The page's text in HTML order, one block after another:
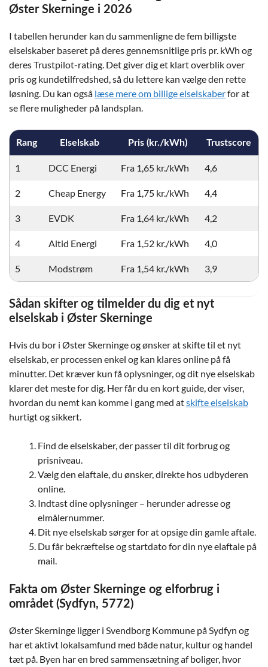
Øster Skerninge i 2026
I tabellen herunder kan du sammenligne de fem billigste
elselskaber baseret på deres gennemsnitlige pris pr. kWh og
deres Trustpilot-rating. Det giver dig et klart overblik over
pris og kundetilfredshed, så du lettere kan vælge den rette
løsning. Du kan også læse mere om billige elselskaberfor at
se flere muligheder på landsplan.
Rang Elselskab Pris (kr./kWh) Trustscore
1 DCC Energi Fra 1,65 kr./kWh 4,6
2 Cheap Energy Fra 1,75 kr./kWh 4,4
3 EVDK Fra 1,64 kr./kWh 4,2
4 Altid Energi Fra 1,52 kr./kWh 4,0
5 Modstrøm Fra 1,54 kr./kWh 3,9
Sådan skifter og tilmelder du dig et nyt
elselskab i Øster Skerninge
Hvis du bor i Øster Skerninge og ønsker at skifte til et nyt
elselskab, er processen enkel og kan klares online på få
minutter. Det kræver kun få oplysninger, og dit nye elselskab
klarer det meste for dig. Her får du en kort guide, der viser,
hvordan du nemt kan komme i gang med atskifte elselskab
hurtigt og sikkert.
Find de elselskaber, der passer til dit forbrug og
prisniveau.
Vælg den elaftale, du ønsker, direkte hos udbyderen
online.
Indtast dine oplysninger – herunder adresse og
elmålernummer.
Dit nye elselskab sørger for at opsige din gamle aftale.
Du får bekræftelse og startdato for din nye elaftale på
mail.
Fakta om Øster Skerninge og elforbrug i
området (Sydfyn, 5772)
Øster Skerninge ligger i Svendborg Kommune på Sydfyn og
har et aktivt lokalsamfund med både natur, kultur og handel
tæt på. Byen har en bred sammensætning af boliger, hvor